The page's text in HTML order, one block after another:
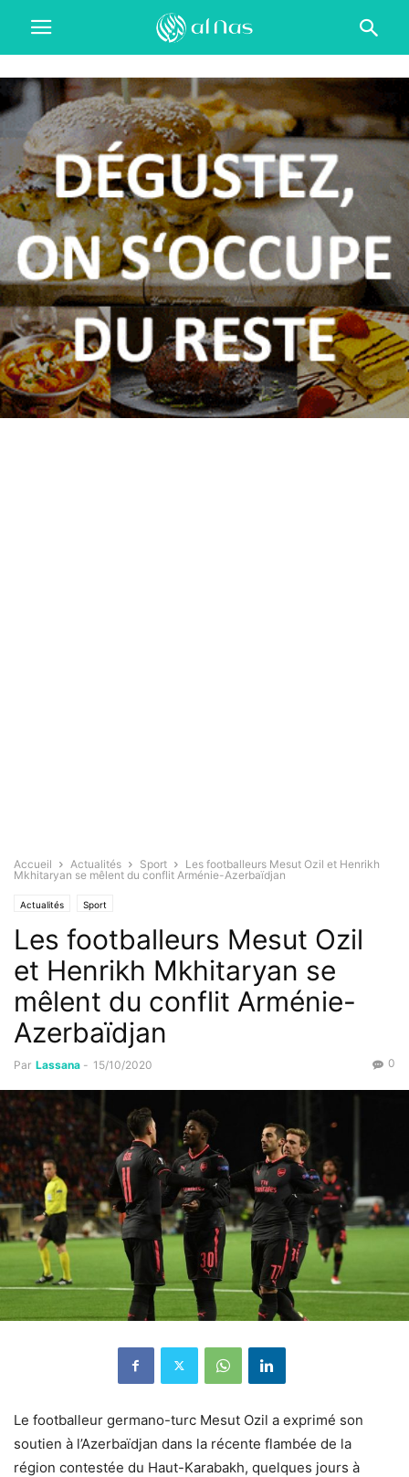
Accueil Actualités Sport
Les footballeurs Mesut Ozil et Henrikh
Mkhitaryan se mêlent du conflit Arménie-Azerbaïdjan
Actualités Sport
Les footballeurs Mesut Ozil
et Henrikh Mkhitaryan se
mêlent du conflit Arménie-
Azerbaïdjan
Par Lassana - 15/10/2020 0
Le footballeur germano-turc Mesut Ozil a exprimé son
soutien à l’Azerbaïdjan dans la récente flambée de la
région contestée du Haut-Karabakh, quelques jours à